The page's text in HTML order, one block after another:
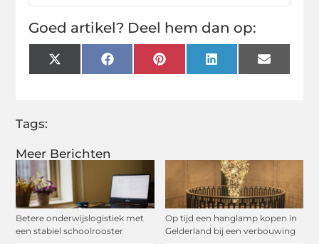
Meer Berichten
Betere onderwijslogistiek met
een stabiel schoolrooster
Op tijd een hanglamp kopen in
Gelderland bij een verbouwing
Goed artikel? Deel hem dan op:
X
(Twitter)
FacebookPinterestLinkedInEmail
Tags: